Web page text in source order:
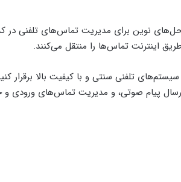
نوین برای مدیریت تماس‌های تلفنی در
اینترنت تماس‌ها را منتقل می‌کنند.
تلفنی سنتی و با کیفیت بالا برقرار
پیام صوتی، و مدیریت تماس‌های ورودی و